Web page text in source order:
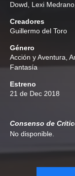
Dowd
Lexi Medrano
Creadores
Guillermo del Toro
Género
Acción y Aventura
Fantasía
Estreno
21 de Dec 2018
Consenso de
No disponible.